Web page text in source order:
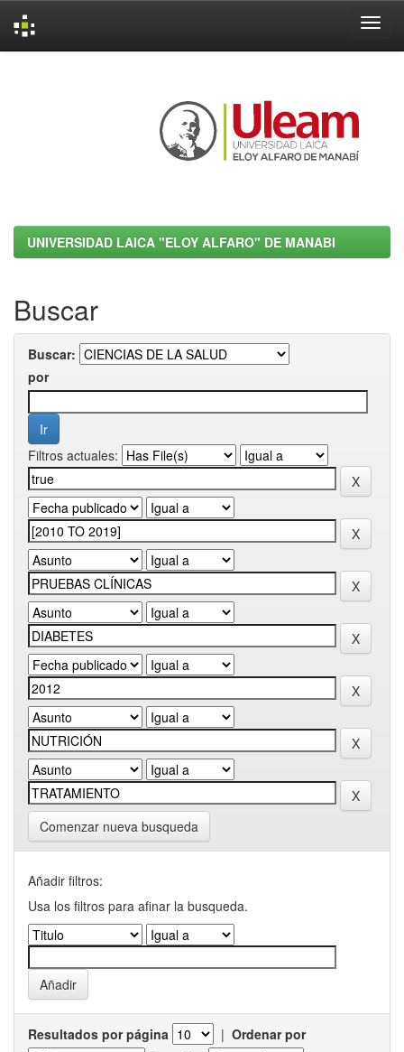
UNIVERSIDAD LAICA "ELOY ALFARO" DE MANABI
Buscar
Buscar:
por
Filtros actuales:
Comenzar nueva busqueda
Añadir filtros:
Usa los filtros para afinar la busqueda.
Resultados por página | Ordenar por